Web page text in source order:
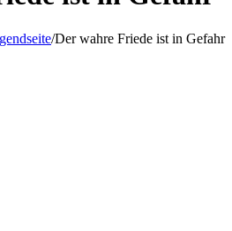
/Der wahre Friede ist in Gefahr